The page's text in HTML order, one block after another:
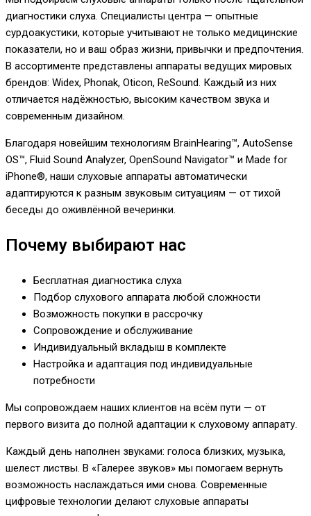
диагностики слуха. Специалисты центра — опытные
сурдоакустики, которые учитывают не только медицинские
показатели, но и ваш образ жизни, привычки и предпочтения.
В ассортименте представлены аппараты ведущих мировых
брендов: Widex, Phonak, Oticon, ReSound. Каждый из них
отличается надёжностью, высоким качеством звука и
современным дизайном.
Благодаря новейшим технологиям BrainHearing™, AutoSense
OS™, Fluid Sound Analyzer, OpenSound Navigator™ и Made for
iPhone®, наши слуховые аппараты автоматически
адаптируются к разным звуковым ситуациям — от тихой
беседы до оживлённой вечеринки.
Почему выбирают нас
Бесплатная диагностика слуха
Подбор слухового аппарата любой сложности
Возможность покупки в рассрочку
Сопровождение и обслуживание
Индивидуальный вкладыш в комплекте
Настройка и адаптация под индивидуальные
потребности
Мы сопровождаем наших клиентов на всём пути — от
первого визита до полной адаптации к слуховому аппарату.
Каждый день наполнен звуками: голоса близких, музыка,
шелест листвы. В «Галерее звуков» мы помогаем вернуть
возможность наслаждаться ими снова. Современные
цифровые технологии делают слуховые аппараты